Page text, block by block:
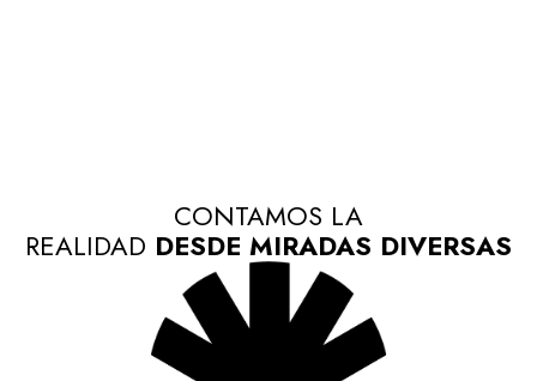
CONTAMOS LA
REALIDAD DESDE MIRADAS DIVERSAS